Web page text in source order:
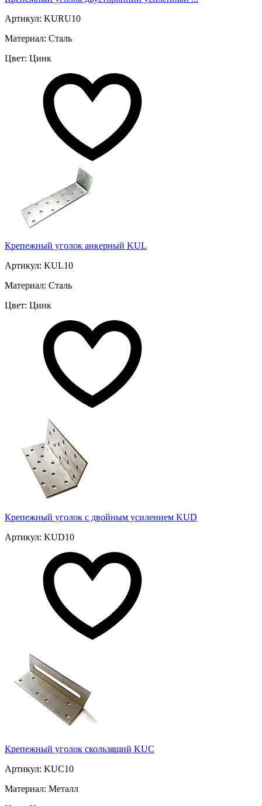
Артикул: KURU10
Материал: Сталь
Цвет: Цинк
Крепежный уголок анкерный KUL
Артикул: KUL10
Материал: Сталь
Цвет: Цинк
Крепежный уголок с двойным усилением KUD
Артикул: KUD10
Крепежный уголок скользящий KUC
Артикул: KUC10
Материал: Металл